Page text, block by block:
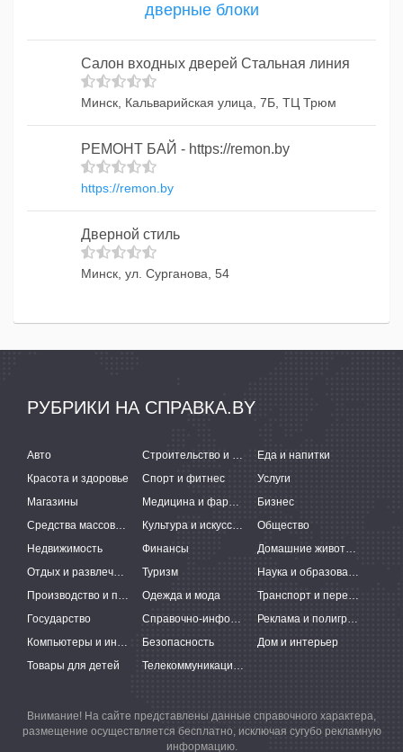
дверные блоки
Салон входных дверей Стальная линия
Минск, Кальварийская улица, 7Б, ТЦ Трюм
РЕМОНТ БАЙ - https://remon.by
https://remon.by
Дверной стиль
Минск, ул. Сурганова, 54
РУБРИКИ НА СПРАВКА.BY
Авто Строительство и ремонт
Еда и напитки
Красота и здоровье
Спорт и фитнес
Услуги
Магазины
Медицина и фармацевтика
Бизнес
Средства массовой информации
Культура и искусство
Общество
Недвижимость
Финансы
Домашние животные
Отдых и развлечения
Туризм
Наука и образование
Производство и поставки
Одежда и мода
Транспорт и перевозки
Государство
Справочно-информационные системы
Реклама и полиграфия
Компьютеры и интернет
Безопасность
Дом и интерьер
Товары для детей
Телекоммуникации и связь
Внимание! На сайте представлены данные справочного характера,
размещение осуществляется бесплатно, исключая сугубо рекламную
информацию.